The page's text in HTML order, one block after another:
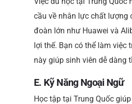
cầu về nhân lực chất lượng
đoàn lớn như Huawei và
lợi thế. Bạn có thể làm việc
này giúp sinh viên dễ dàng
E. Kỹ Năng Ngoại Ngữ
Học tập tại Trung Quốc